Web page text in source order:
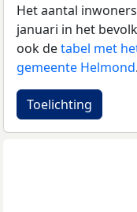
Het aantal
januari in het
ook detabel met
gemeente Helmond.
Toelichting